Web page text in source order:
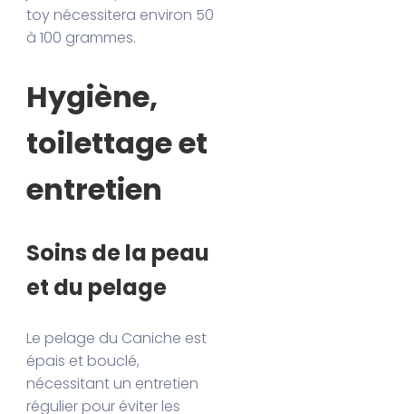
toy nécessitera environ 50
à 100 grammes.
Hygiène,
toilettage et
entretien
Soins de la peau
et du pelage
Le pelage du Caniche est
épais et bouclé,
nécessitant un entretien
régulier pour éviter les